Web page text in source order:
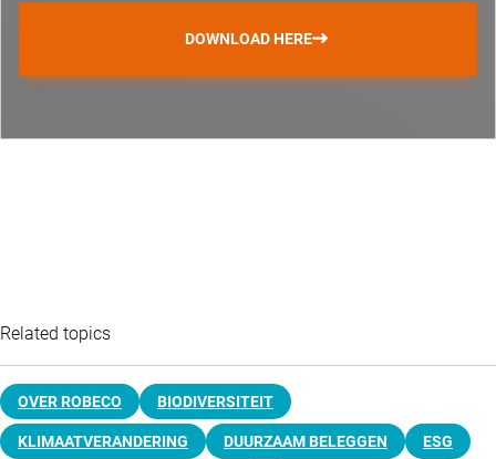
DOWNLOAD HERE
Related topics
OVER ROBECO BIODIVERSITEIT
KLIMAATVERANDERING DUURZAAM BELEGGEN ESG